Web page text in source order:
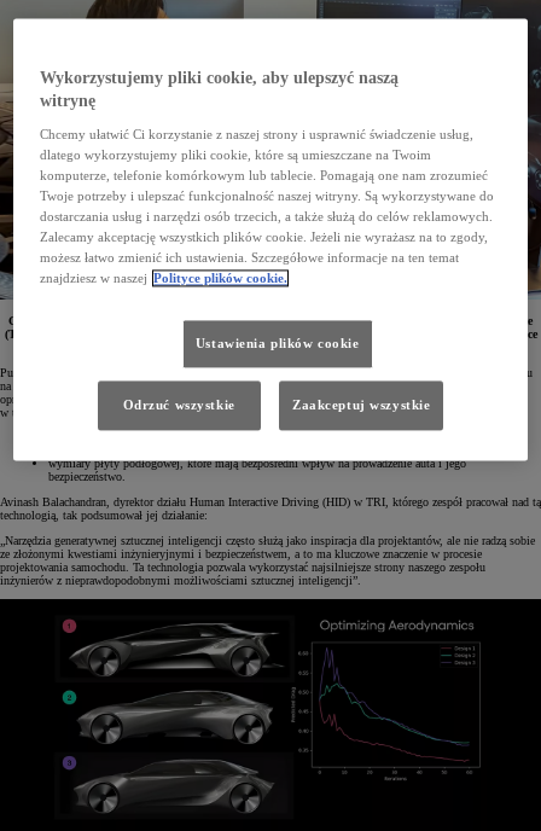
Generative AI to nowa technologia, która będzie wspomaga projektantów z Toyota Reaserch Institute
(TRI). Wykorzystując dane dostarczone przez inżynierów, oprogramowanie pozwoli przyspieszyć prace
nad samochodami elektrycznymi kolejnej generacji.
Publicznie dostępne narzędzia sztucznej inteligencji projektanci od lat wykorzystywali do przetwarzania tekstu
na obraz (Generative AI), zwłaszcza na bardzo wczesnym etapie tworzenia nowych pojazdów. Dzięki nowemu
oprogramowaniu Toyoty w procesach projektowych zostaną uwzględnione również wytyczne od inżynierów,
w tym m.in.:
wymiary płyty podłogowej, które mają bezpośredni wpływ na prowadzenie auta i jego
bezpieczeństwo.
Avinash Balachandran, dyrektor działu Human Interactive Driving (HID) w TRI, którego zespół pracował nad tą
technologią, tak podsumował jej działanie:
„Narzędzia generatywnej sztucznej inteligencji często służą jako inspiracja dla projektantów, ale nie radzą sobie
ze złożonymi kwestiami inżynieryjnymi i bezpieczeństwem, a to ma kluczowe znaczenie w procesie
projektowania samochodu. Ta technologia pozwala wykorzystać najsilniejsze strony naszego zespołu
inżynierów z nieprawdopodobnymi możliwościami sztucznej inteligencji”.
Wykorzystujemy pliki cookie, aby ulepszyć naszą
witrynę
Chcemy ułatwić Ci korzystanie z naszej strony i usprawnić świadczenie usług,
dlatego wykorzystujemy pliki cookie, które są umieszczane na Twoim
komputerze, telefonie komórkowym lub tablecie. Pomagają one nam zrozumieć
Twoje potrzeby i ulepszać funkcjonalność naszej witryny. Są wykorzystywane do
dostarczania usług i narzędzi osób trzecich, a także służą do celów reklamowych.
Zalecamy akceptację wszystkich plików cookie. Jeżeli nie wyrażasz na to zgody,
możesz łatwo zmienić ich ustawienia. Szczegółowe informacje na ten temat
znajdziesz w naszej Polityce plików cookie.
Ustawienia plików cookie
Odrzuć wszystkie Zaakceptuj wszystkie